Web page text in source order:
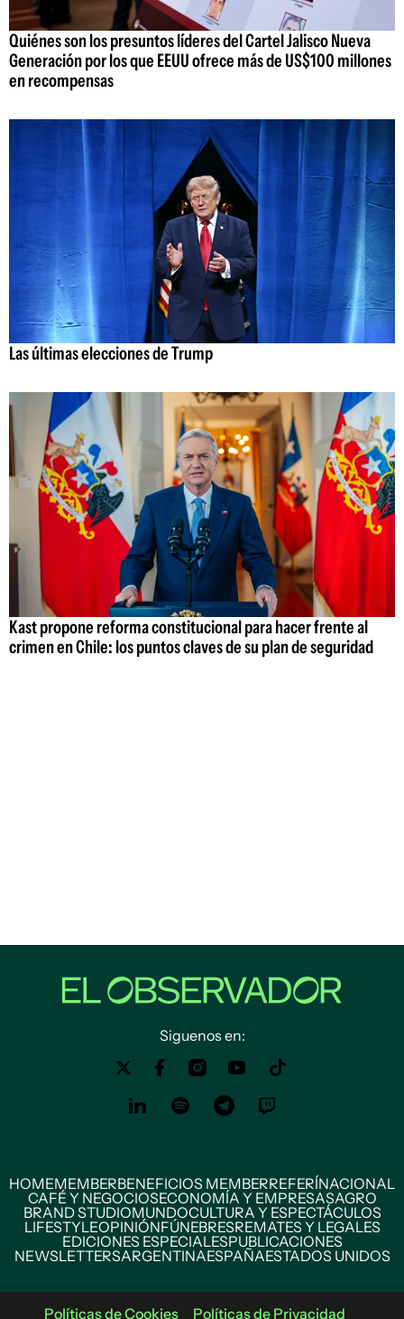
Quiénes son los presuntos líderes del Cartel Jalisco Nueva
Generación por los que EEUU ofrece más de US$100 millones
en recompensas
Las últimas elecciones de Trump
Kast propone reforma constitucional para hacer frente al
crimen en Chile: los puntos claves de su plan de seguridad
Siguenos en:
HOMEMEMBERBENEFICIOS MEMBERREFERÍNACIONAL
CAFÉ Y NEGOCIOSECONOMÍA Y EMPRESASAGRO
BRAND STUDIOMUNDOCULTURA Y ESPECTÁCULOS
LIFESTYLEOPINIÓNFÚNEBRESREMATES Y LEGALES
EDICIONES ESPECIALESPUBLICACIONES
NEWSLETTERSARGENTINAESPAÑAESTADOS UNIDOS
Políticas de Cookies Políticas de Privacidad